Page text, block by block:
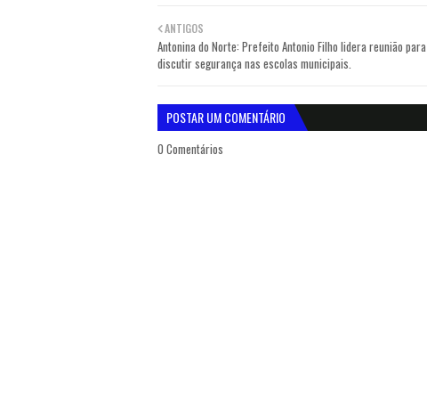
ANTIGOS
Antonina do Norte: Prefeito Antonio Filho lidera reunião para
discutir segurança nas escolas municipais.
POSTAR UM COMENTÁRIO
0 Comentários